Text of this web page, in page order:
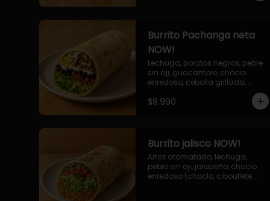
Burrito Pachanga neta
NOW!
Lechuga, porotos negros, pebre
sin aji, guacamole, choclo
enredoso, cebolla grillada,
champiñones, salsa mayo ajo.
$8.990
Burrito jalisco NOW!
Arroz atomatado, lechuga,
pebre sin aji, jalapeño, choclo
enredoso (choclo, ciboullete,